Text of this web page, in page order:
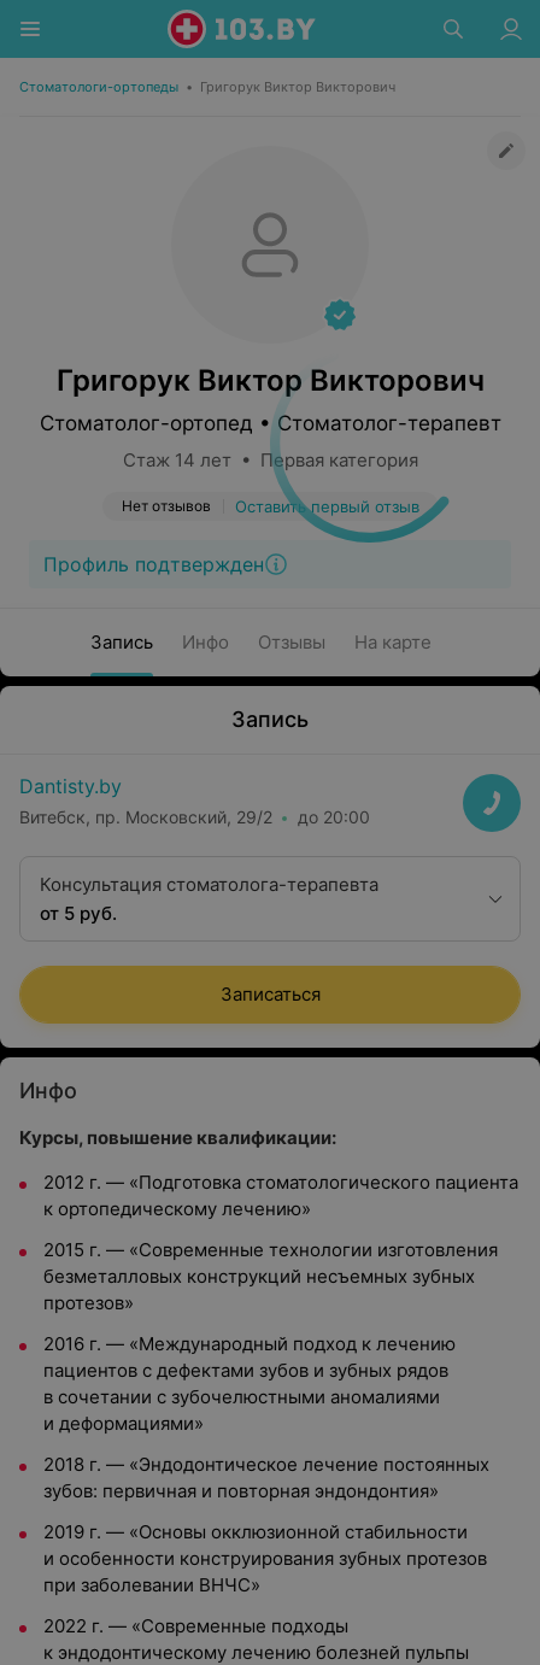
Стоматологи-ортопеды • Григорук Виктор Викторович
Григорук Виктор Викторович
Стоматолог-ортопед • Стоматолог-терапевт
Стаж 14 лет • Первая категория
Нет отзывов Оставить первый отзыв
Профиль подтвержден
Запись Инфо Отзывы На карте
Запись
Dantisty.by
Витебск, пр. Московский, 29/2 до 20:00
Консультация стоматолога-терапевта
от 5 руб.
Записаться
Инфо
Курсы, повышение квалификации:
2012 г. — «Подготовка стоматологического пациента
к ортопедическому лечению»
2015 г. — «Современные технологии изготовления
безметалловых конструкций несъемных зубных
протезов»
2016 г. — «Международный подход к лечению
пациентов с дефектами зубов и зубных рядов
в сочетании с зубочелюстными аномалиями
и деформациями»
2018 г. — «Эндодонтическое лечение постоянных
зубов: первичная и повторная эндондонтия»
2019 г. — «Основы окклюзионной стабильности
и особенности конструирования зубных протезов
при заболевании ВНЧС»
2022 г. — «Современные подходы
к эндодонтическому лечению болезней пульпы